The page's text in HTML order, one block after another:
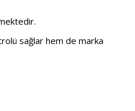
sağlar hem de marka